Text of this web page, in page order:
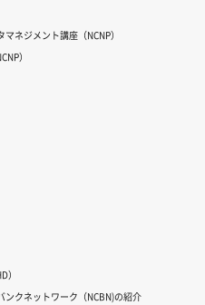
ネジメント講座（NCNP）
）
）
ンクネットワーク（NCBN)の紹介